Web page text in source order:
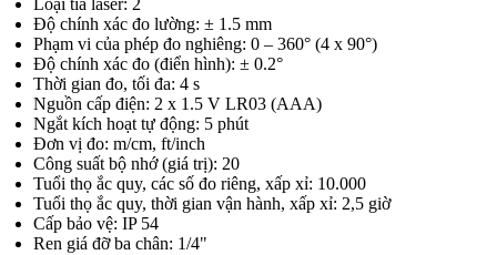
Loại tia laser: 2
Độ chính xác đo lường: ± 1.5 mm
Phạm vi của phép đo nghiêng: 0 – 360° (4 x 90°)
Độ chính xác đo (điển hình): ± 0.2°
Thời gian đo, tối đa: 4 s
Nguồn cấp điện: 2 x 1.5 V LR03 (AAA)
Ngắt kích hoạt tự động: 5 phút
Đơn vị đo: m/cm, ft/inch
Công suất bộ nhớ (giá trị): 20
Tuổi thọ ắc quy, các số đo riêng, xấp xỉ: 10.000
Tuổi thọ ắc quy, thời gian vận hành, xấp xỉ: 2,5 giờ
Cấp bảo vệ: IP 54
Ren giá đỡ ba chân: 1/4"